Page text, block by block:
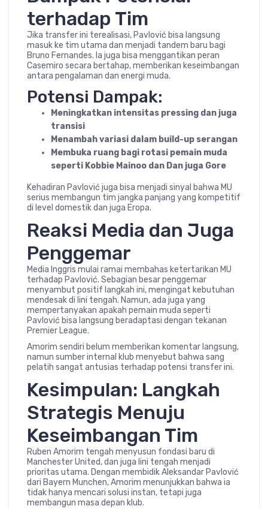
terhadap Tim
Jika transfer ini terealisasi, Pavlović bisa langsung
masuk ke tim utama dan menjadi tandem baru bagi
Bruno Fernandes. Ia juga bisa menggantikan peran
Casemiro secara bertahap, memberikan keseimbangan
antara pengalaman dan energi muda.
Potensi Dampak:
Meningkatkan intensitas pressing dan juga
transisi
Menambah variasi dalam build-up serangan
Membuka ruang bagi rotasi pemain muda
seperti Kobbie Mainoo dan Dan juga Gore
Kehadiran Pavlović juga bisa menjadi sinyal bahwa MU
serius membangun tim jangka panjang yang kompetitif
di level domestik dan juga Eropa.
Reaksi Media dan Juga
Penggemar
Media Inggris mulai ramai membahas ketertarikan MU
terhadap Pavlović. Sebagian besar penggemar
menyambut positif langkah ini, mengingat kebutuhan
mendesak di lini tengah. Namun, ada juga yang
mempertanyakan apakah pemain muda seperti
Pavlović bisa langsung beradaptasi dengan tekanan
Premier League.
Amorim sendiri belum memberikan komentar langsung,
namun sumber internal klub menyebut bahwa sang
pelatih sangat antusias terhadap potensi transfer ini.
Kesimpulan: Langkah
Strategis Menuju
Keseimbangan Tim
Ruben Amorim tengah menyusun fondasi baru di
Manchester United, dan juga lini tengah menjadi
prioritas utama. Dengan membidik Aleksandar Pavlović
dari Bayern Munchen, Amorim menunjukkan bahwa ia
tidak hanya mencari solusi instan, tetapi juga
membangun masa depan klub.